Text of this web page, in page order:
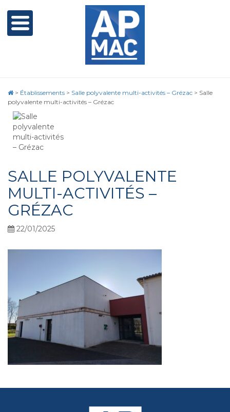
> Établissements > Salle polyvalente multi-activités – Grézac > Salle
polyvalente multi-activités – Grézac
SALLE POLYVALENTE
MULTI-ACTIVITÉS –
GRÉZAC
22/01/2025